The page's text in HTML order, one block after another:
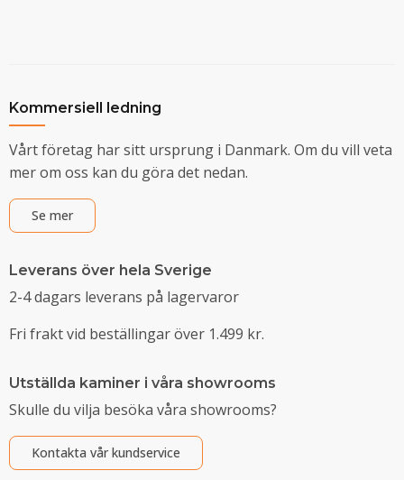
Kommersiell ledning
Vårt företag har sitt ursprung i Danmark. Om du vill veta
mer om oss kan du göra det nedan.
Se mer
Leverans över hela Sverige
2-4 dagars leverans på lagervaror
Fri frakt vid beställingar över 1.499 kr.
Utställda kaminer i våra showrooms
Skulle du vilja besöka våra showrooms?
Kontakta vår kundservice